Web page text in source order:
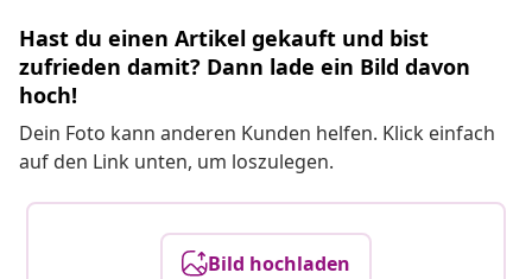
Hast du einen Artikel gekauft und bist
zufrieden damit? Dann lade ein Bild davon
hoch!
Dein Foto kann anderen Kunden helfen. Klick einfach
auf den Link unten, um loszulegen.
Bild hochladen